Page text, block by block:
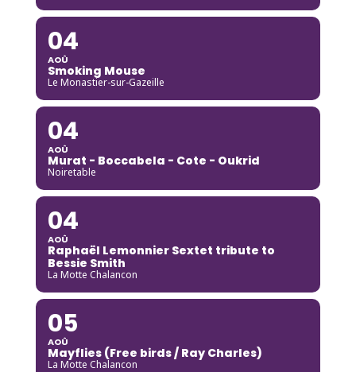
04
AOÛ
Smoking Mouse
Le Monastier-sur-Gazeille
04
AOÛ
Murat - Boccabela - Cote - Oukrid
Noiretable
04
AOÛ
Raphaël Lemonnier Sextet tribute to
Bessie Smith
La Motte Chalancon
05
AOÛ
Mayflies (Free birds / Ray Charles)
La Motte Chalancon